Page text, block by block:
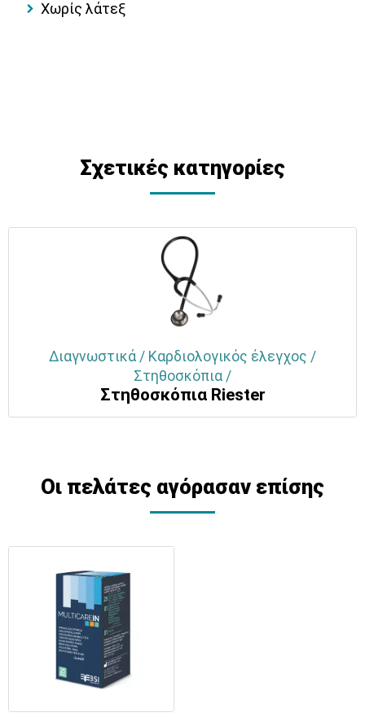
Χωρίς λάτεξ
Σχετικές κατηγορίες
Διαγνωστικά / Καρδιολογικός έλεγχος /
Στηθοσκόπια /
Στηθοσκόπια Riester
Οι πελάτες αγόρασαν επίσης